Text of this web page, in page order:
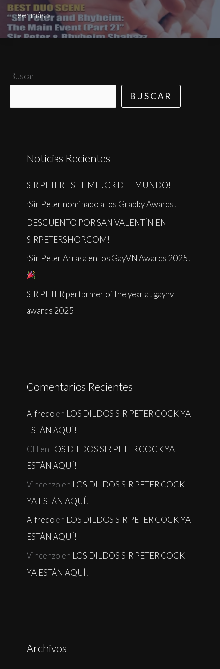
SIR
PETER
performer
of
gaynv
awards
Leer más »
Buscar
BUSCAR
Noticias Recientes
SIR PETER ES EL MEJOR DEL MUNDO!
¡Sir Peter nominado a los Grabby Awards!
DESCUENTO POR SAN VALENTÍN EN
SIRPETERSHOP.COM!
¡Sir Peter Arrasa en los GayVN Awards 2025!
SIR PETER performer of the year at gaynv
awards 2025
Comentarios Recientes
Alfredo en LOS DILDOS SIR PETER COCK YA
ESTÁN AQUÍ!
CH en LOS DILDOS SIR PETER COCK YA
ESTÁN AQUÍ!
Vincenzo en LOS DILDOS SIR PETER COCK
YA ESTÁN AQUÍ!
Alfredo en LOS DILDOS SIR PETER COCK YA
ESTÁN AQUÍ!
Vincenzo en LOS DILDOS SIR PETER COCK
YA ESTÁN AQUÍ!
Archivos